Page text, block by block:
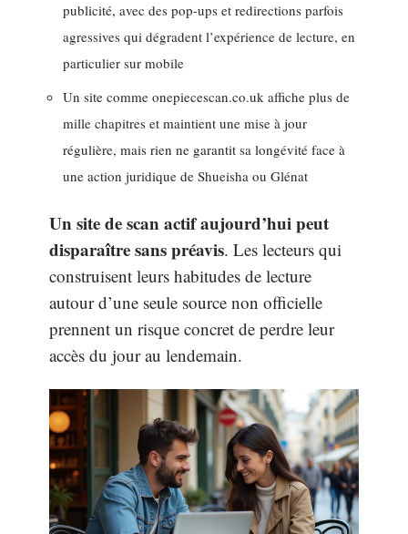
publicité, avec des pop-ups et redirections parfois
agressives qui dégradent l’expérience de lecture, en
particulier sur mobile
Un site comme onepiecescan.co.uk affiche plus de
mille chapitres et maintient une mise à jour
régulière, mais rien ne garantit sa longévité face à
une action juridique de Shueisha ou Glénat
Un site de scan actif aujourd’hui peut
disparaître sans préavis. Les lecteurs qui
construisent leurs habitudes de lecture
autour d’une seule source non officielle
prennent un risque concret de perdre leur
accès du jour au lendemain.